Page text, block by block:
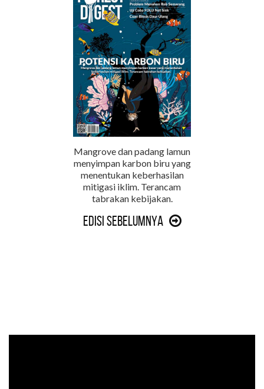
Mangrove dan padang lamun
menyimpan karbon biru yang
menentukan keberhasilan
mitigasi iklim. Terancam
tabrakan kebijakan.
Edisi Sebelumnya